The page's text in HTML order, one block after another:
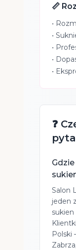
📏
•
•
•
•
•
❓
Salon
jeden
sukien
Polski